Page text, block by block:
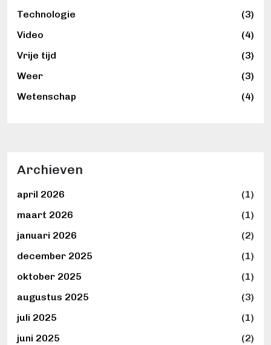
Technologie
(3)
Video
(4)
Vrije tijd
(3)
Weer
(3)
Wetenschap
(4)
Archieven
april 2026
(1)
maart 2026
(1)
januari 2026
(2)
december 2025
(1)
oktober 2025
(1)
augustus 2025
(3)
juli 2025
(1)
juni 2025
(2)